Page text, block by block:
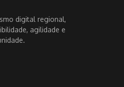
digital regional,
agilidade e